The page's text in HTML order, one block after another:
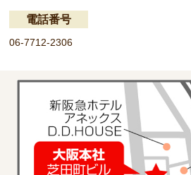
電話番号
06-7712-2306